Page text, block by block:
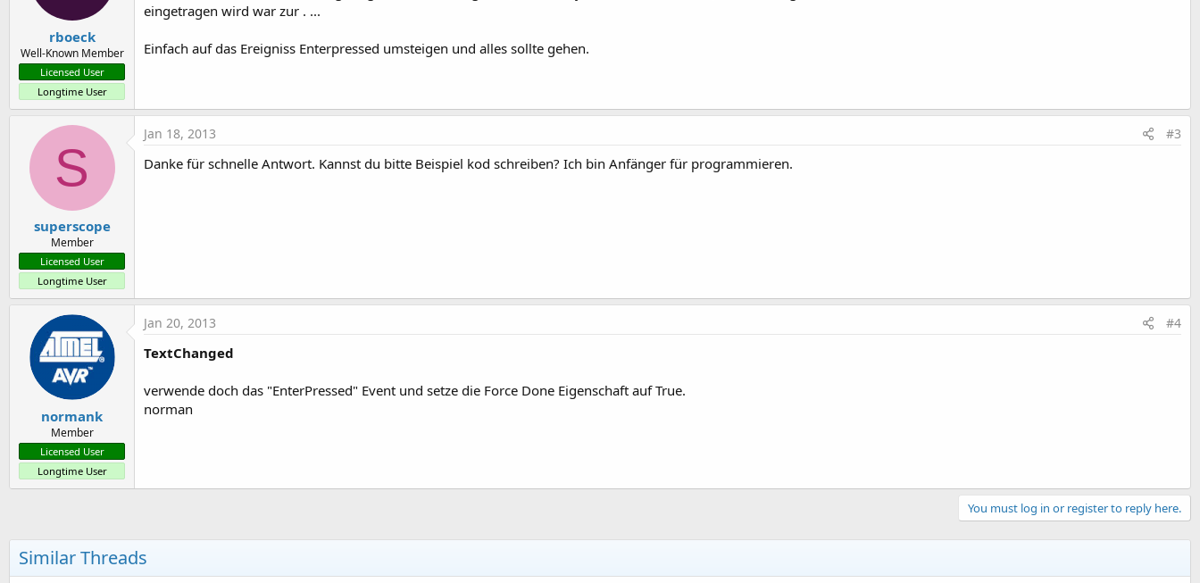
rboeck
Well-Known Member
Licensed User
Longtime User
eingetragen wird war zur . ...
Einfach auf das Ereigniss Enterpressed umsteigen und alles sollte gehen.
S
superscope
Member
Licensed User
Longtime User
Jan 18, 2013 #3
Danke für schnelle Antwort. Kannst du bitte Beispiel kod schreiben? Ich bin Anfänger für programmieren.
normank
Member
Licensed User
Longtime User
Jan 20, 2013 #4
TextChanged
verwende doch das "EnterPressed" Event und setze die Force Done Eigenschaft auf True.
norman
You must log in or register to reply here.
Similar Threads